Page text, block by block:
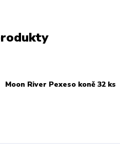
Moon River Pexeso koně 32 ks